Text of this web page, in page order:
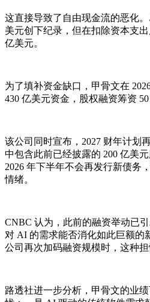
这直接导致了自由现金流的恶化
美元创下纪录，但在扣除资本支
亿美元。
为了填补资金缺口，甲骨文在
430 亿美元资金，股权融资筹资 50
该公司同时宣布，2027 财年计划
中包含此前已经披露的 200 亿美
2026 年下半年不会再发行新债务
情绪。
CNBC 认为，此前的融资举动已
对 AI 的需求能否消化如此巨额的
公司再次加码融资规模时，这种担
路透社进一步分析，甲骨文的业